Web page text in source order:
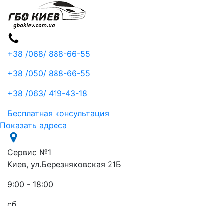
+38 /068/ 888-66-55
+38 /050/ 888-66-55
+38 /063/ 419-43-18
Бесплатная консультация
Показать адреса
Сервис №1
Киев, ул.Березняковская 21Б
9:00 - 18:00
сб